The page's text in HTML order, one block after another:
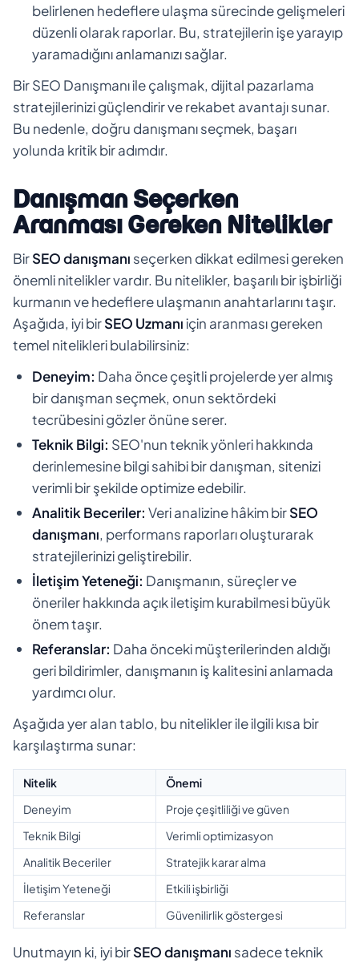
belirlenen hedeflere ulaşma sürecinde gelişmeleri
düzenli olarak raporlar. Bu, stratejilerin işe yarayıp
yaramadığını anlamanızı sağlar.
Bir SEO Danışmanı ile çalışmak, dijital pazarlama
stratejilerinizi güçlendirir ve rekabet avantajı sunar.
Bu nedenle, doğru danışmanı seçmek, başarı
yolunda kritik bir adımdır.
Danışman Seçerken
Aranması Gereken Nitelikler
BirSEO danışmanı seçerken dikkat edilmesi gereken
önemli nitelikler vardır. Bu nitelikler, başarılı bir işbirliği
kurmanın ve hedeflere ulaşmanın anahtarlarını taşır.
Aşağıda, iyi birSEO Uzmanıiçin aranması gereken
temel nitelikleri bulabilirsiniz:
Deneyim: Daha önce çeşitli projelerde yer almış
bir danışman seçmek, onun sektördeki
tecrübesini gözler önüne serer.
Teknik Bilgi: SEO'nun teknik yönleri hakkında
derinlemesine bilgi sahibi bir danışman, sitenizi
verimli bir şekilde optimize edebilir.
Analitik Beceriler: Veri analizine hâkim birSEO
danışmanı, performans raporları oluşturarak
stratejilerinizi geliştirebilir.
İletişim Yeteneği: Danışmanın, süreçler ve
öneriler hakkında açık iletişim kurabilmesi büyük
önem taşır.
Referanslar: Daha önceki müşterilerinden aldığı
geri bildirimler, danışmanın iş kalitesini anlamada
yardımcı olur.
Aşağıda yer alan tablo, bu nitelikler ile ilgili kısa bir
karşılaştırma sunar:
Nitelik
Önemi
Deneyim
Proje çeşitliliği ve güven
Teknik Bilgi
Verimli optimizasyon
Analitik Beceriler
Stratejik karar alma
İletişim Yeteneği
Etkili işbirliği
Referanslar
Güvenilirlik göstergesi
Unutmayın ki, iyi birSEO danışmanı sadece teknik